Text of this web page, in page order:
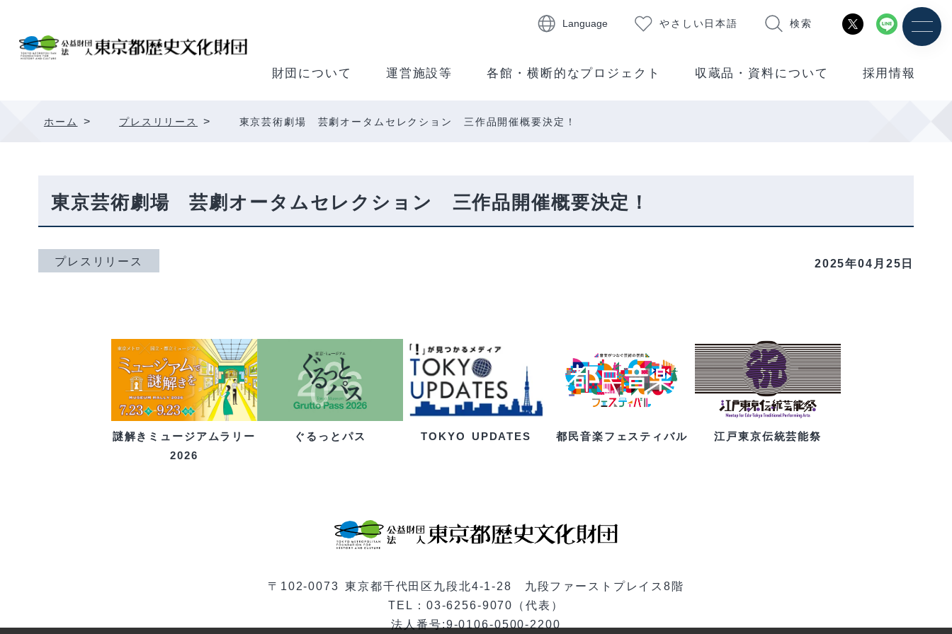
Language やさしい日本語 検索
財団について 運営施設等 各館・横断的なプロジェクト 収蔵品・資料について 採用情報
ホーム > プレスリリース > 東京芸術劇場 芸劇オータムセレクション 三作品開催概要決定！
東京芸術劇場 芸劇オータムセレクション 三作品開催概要決定！
プレスリリース 2025年04月25日
謎解きミュージアムラリー
2026
ぐるっとパス TOKYO UPDATES 都民音楽フェスティバル 江戸東京伝統芸能祭
〒102-0073 東京都千代田区九段北4-1-28 九段ファーストプレイス8階
TEL：03-6256-9070（代表）
法人番号:9-0106-0500-2200